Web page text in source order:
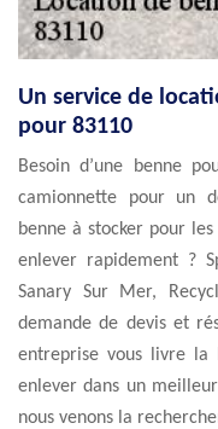
Un service de
pour 83110
Besoin d’une benne
camionnette pour un
benne à stocker pour
enlever rapidement ?
Sanary Sur Mer,
demande de devis et
entreprise vous livre la
enlever dans un
nous venons la